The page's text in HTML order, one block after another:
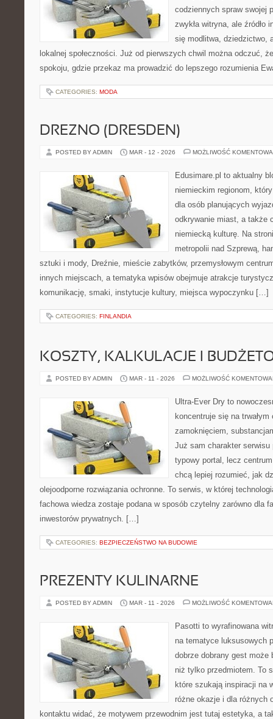
codziennych spraw swojej
zwykła witryna, ale źródło
się modlitwa, dziedzictwo,
lokalnej społeczności. Już od pierwszych chwil można odczuć,
spokoju, gdzie przekaz ma prowadzić do lepszego rozumienia
CATEGORIES: MODA
DREZNO (DRESDEN)
POSTED BY ADMIN MAR - 12 - 2026 MOŻLIWOŚĆ
Edusimare.pl to aktualny
niemieckim regionom,
dla osób planujących
odkrywanie miast, a także
niemiecką kulturę. Na
metropolii nad Szprewą,
sztuki i mody, Dreźnie, mieście zabytków, przemysłowym
innych miejscach, a tematyka wpisów obejmuje atrakcje
komunikację, smaki, instytucje kultury, miejsca wypoczynku […]
CATEGORIES: FINLANDIA
KOSZTY, KALKULACJE I
POSTED BY ADMIN MAR - 11 - 2026 MOŻLIWOŚĆ
Ultra-Ever Dry to
koncentruje się na trwałym
zamoknięciem,
Już sam charakter
typowy portal, lecz
chcą lepiej rozumieć, jak
olejoodporne rozwiązania ochronne. To serwis, w której
fachowa wiedza zostaje podana w sposób czytelny zarówno dla
inwestorów prywatnych. […]
CATEGORIES: BEZPIECZEŃSTWO NA BUDOWIE
PREZENTY KULINARNE
POSTED BY ADMIN MAR - 11 - 2026 MOŻLIWOŚĆ
Pasotti to wyrafinowana
na tematyce luksusowych
dobrze dobrany gest
niż tylko przedmiotem. To
które szukają inspiracji na
różne okazje i dla różnych
kontaktu widać, że motywem przewodnim jest tutaj estetyka, a